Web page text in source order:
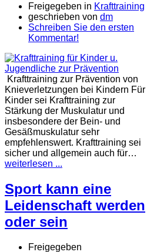
Freigegeben in Krafttraining
geschrieben von dm
Schreiben Sie den ersten
Kommentar!
Krafttraining zur Prävention von
Knieverletzungen bei Kindern Für
Kinder sei Krafttraining zur
Stärkung der Muskulatur und
insbesondere der Bein- und
Gesäßmuskulatur sehr
empfehlenswert. Krafttraining sei
sicher und allgemein auch für…
weiterlesen ...
Sport kann eine
Leidenschaft werden
oder sein
Freigegeben